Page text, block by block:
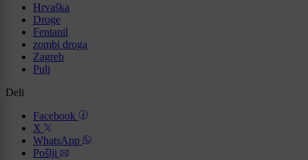
Hrvaška
Droge
Fentanil
zombi droga
Zagreb
Pulj
Deli
Facebook
X
WhatsApp
Pošlji